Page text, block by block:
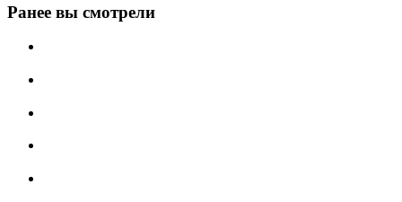
Ранее вы смотрели